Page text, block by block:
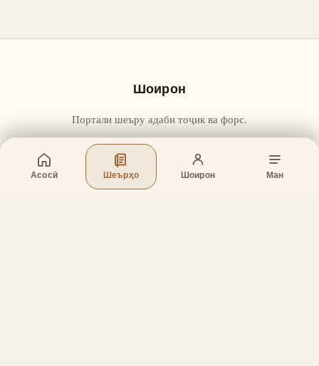
Асосӣ Шеърҳо Шоирон Ман
Шоирон
Портали шеъру адаби тоҷик ва форс.